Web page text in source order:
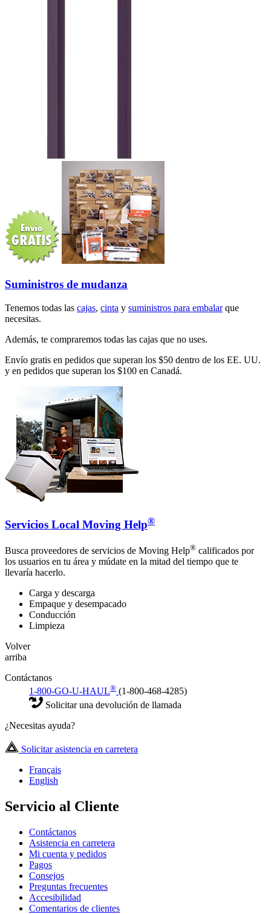
Suministros de mudanza
Tenemos todas las cajas, cinta y suministros para embalarque
necesitas.
Además, te compraremos todas las cajas que no uses.
Envío gratis en pedidos que superan los $50 dentro de los EE. UU.
y en pedidos que superan los $100 en Canadá.
Servicios Local Moving Help®
Busca proveedores de servicios de Moving Help® calificados por
los usuarios en tu área y múdate en la mitad del tiempo que te
llevaría hacerlo.
Carga y descarga
Empaque y desempacado
Conducción
Limpieza
Volver
arriba
Contáctanos
1-800-GO-U-HAUL® (1-800-468-4285)
Solicitar una devolución de llamada
¿Necesitas ayuda?
Solicitar asistencia en carretera
Français
English
Servicio al Cliente
Contáctanos
Asistencia en carretera
Mi cuenta y pedidos
Pagos
Consejos
Preguntas frecuentes
Accesibilidad
Comentarios de clientes